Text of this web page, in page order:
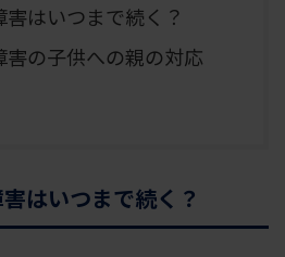
はいつまで続く？
害の子供への親の対応
はいつまで続く？